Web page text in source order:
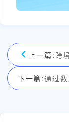
上一篇: 跨
下一篇:通过